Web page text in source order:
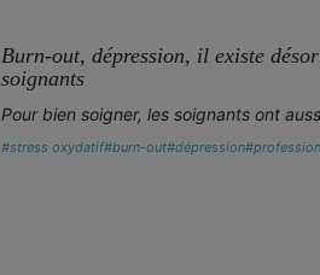
Burn-out, dépression, il existe
soignants
Pour bien soigner, les soignants ont
#stress oxydatif#burn-out#dépression